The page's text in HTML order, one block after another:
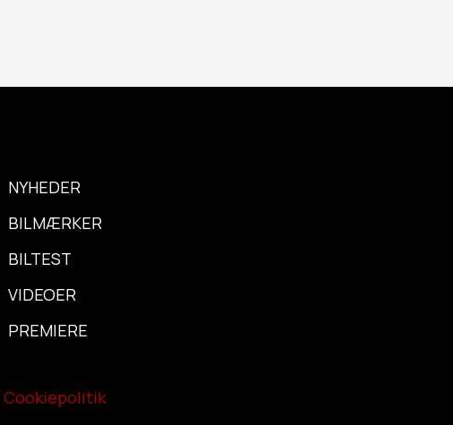
NYHEDER
BILMÆRKER
BILTEST
VIDEOER
PREMIERE
Cookiepolitik